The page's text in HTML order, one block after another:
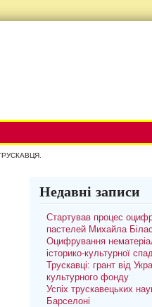
Недавні записи
Стартував процес
пастелей Михайла
Оцифрування
історико-культурної
Трускавці: грант від
культурного фонду
Успіх трускавецьких
Барселоні